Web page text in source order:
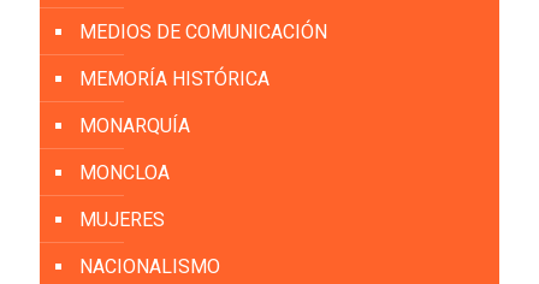
MEDIOS DE COMUNICACIÓN
MEMORÍA HISTÓRICA
MONARQUÍA
MONCLOA
MUJERES
NACIONALISMO